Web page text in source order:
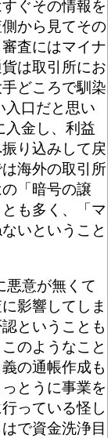
ぐその情報を
から見てその
査にはマイナ
は取引所にお
どころで馴染
入口だと思い
入金し、利益
り込みして戻
海外の取引所
「暗号の譲
も多く、「マ
いということ
悪意が無くて
影響してしま
ということも
のようなこと
の通帳作成も
とうに事業を
っている怪し
で資金洗浄目